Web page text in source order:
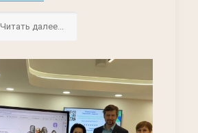
Читать далее...